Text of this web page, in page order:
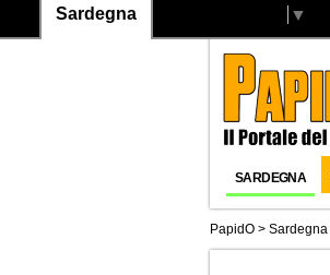
Sardegna ▼
SARDEGNA
PapidO > Sardegna